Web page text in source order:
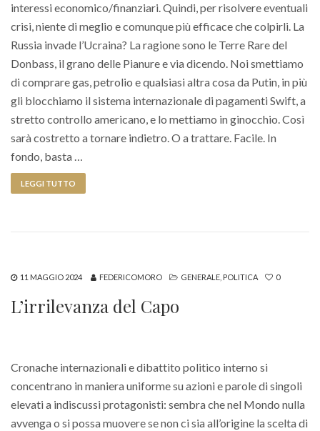
interessi economico/finanziari. Quindi, per risolvere eventuali
crisi, niente di meglio e comunque più efficace che colpirli. La
Russia invade l’Ucraina? La ragione sono le Terre Rare del
Donbass, il grano delle Pianure e via dicendo. Noi smettiamo
di comprare gas, petrolio e qualsiasi altra cosa da Putin, in più
gli blocchiamo il sistema internazionale di pagamenti Swift, a
stretto controllo americano, e lo mettiamo in ginocchio. Così
sarà costretto a tornare indietro. O a trattare. Facile. In
fondo, basta …
LEGGI TUTTO
11 MAGGIO 2024 FEDERICOMORO GENERALE POLITICA 0
L’irrilevanza del Capo
Cronache internazionali e dibattito politico interno si
concentrano in maniera uniforme su azioni e parole di singoli
elevati a indiscussi protagonisti: sembra che nel Mondo nulla
avvenga o si possa muovere se non ci sia all’origine la scelta di